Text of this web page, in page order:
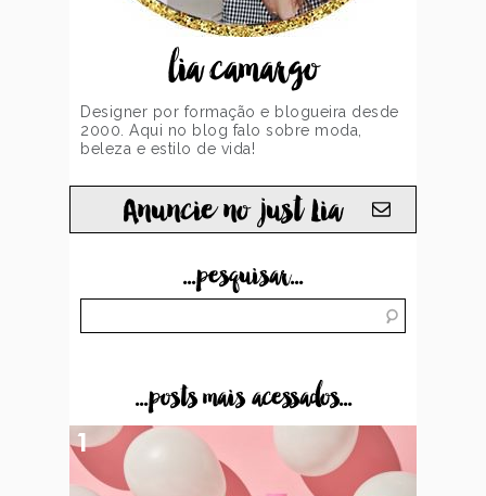
lia camargo
Designer por formação e blogueira desde
2000. Aqui no blog falo sobre moda,
beleza e estilo de vida!
Anuncie no just Lia
...pesquisar...
...posts mais acessados...
1